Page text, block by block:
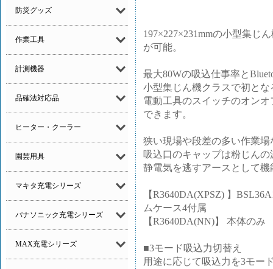
防災グッズ
作業工具
計測機器
品確法対応品
ヒーター・クーラー
園芸用具
マキタ充電シリーズ
パナソニック充電シリーズ
MAX充電シリーズ
197×227×231mmの小型集じ
が可能。
最大80Wの吸込仕事率と
小型集じん機クラスで初と
電動工具のスイッチのオン
できます。
狭い現場や段差の多い作業
吸込口のキャップは粉じん
静電気を逃すアースとして機
【R3640DA(XPSZ) 】
ムケース4付属
【R3640DA(NN)】 本体のみ
■3モード吸込力切替え
用途に応じて吸込力を3モー